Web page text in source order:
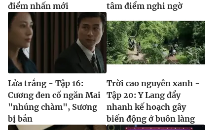
điểm nhấn mới
tâm điểm nghi ngờ
Lửa trắng - Tập 16:
Cương đen cố ngăn Mai
"nhúng chàm", Sương
bị bắn
Trời cao nguyên xanh -
Tập 20: Y Lang đẩy
nhanh kế hoạch gây
biến động ở buôn làng